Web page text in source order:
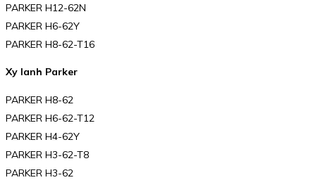
PARKER H12-62N
PARKER H6-62Y
PARKER H8-62-T16
Xy lanh Parker
PARKER H8-62
PARKER H6-62-T12
PARKER H4-62Y
PARKER H3-62-T8
PARKER H3-62